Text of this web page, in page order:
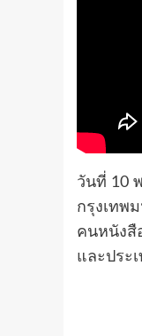
วันที่ 10
กรุงเทพ
คนหนังสื
และประ